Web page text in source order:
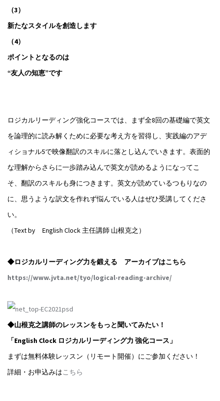
（3）
新たなスタイルを創造します
（4）
ポイントとなるのは
“友人の知恵”です
ロジカルリーディング強化コースでは、まず全8回の基礎編で英文
を論理的に読み解くために必要な考え方を習得し、実践編のアデ
ィショナル5で映像翻訳のスキルに落とし込んでいきます。表面的
な理解からさらに一歩踏み込んで英文が読めるようになってこ
そ、翻訳のスキルも身につきます。英文が読めているつもりなの
に、思うような訳文を作れず悩んでいる人はぜひ受講してくださ
い。
（Text by English Clock 主任講師 山根克之）
◆ロジカルリーディング力を鍛える アーカイブはこちら
https://www.jvta.net/tyo/logical-reading-archive/
◆山根克之講師のレッスンをもっと聞いてみたい！
「English Clock ロジカルリーディング力 強化コース」
まずは無料体験レッスン（リモート開催）にご参加ください！
詳細・お申込みはこちら